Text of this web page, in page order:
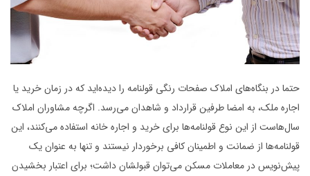
حتما در بنگاه‌های املاک صفحات رنگی قولنامه را دیده‌اید که در زمان خرید یا
اجاره ملک، به امضا طرفین قرارداد و شاهدان می‌رسد. اگرچه مشاوران املاک
سال‌هاست از این نوع قولنامه‌ها برای خرید و اجاره خانه استفاده می‌کنند، این
قولنامه‌ها از ضمانت و اطمینان کافی برخوردار نیستند و تنها به عنوان یک
پیش‌نویس در معاملات مسکن می‌توان قبولشان داشت؛ برای اعتبار بخشیدن